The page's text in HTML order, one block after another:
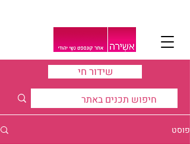
שידור חי
פוסט